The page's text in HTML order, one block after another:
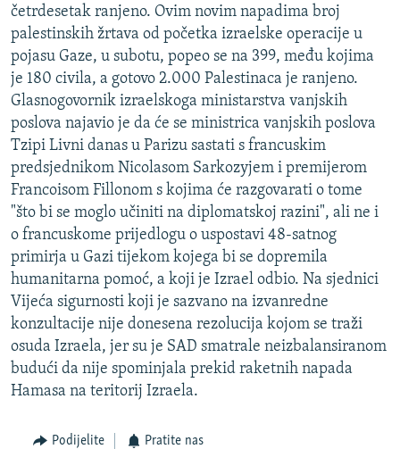
GENOCID U SREBRENICI
POPLAVE I KLIZIŠTA U BIH 2024.
POST SCRIPTUM
MOJA EVROPA
TRI DECENIJE OD RATA U BIH
SVE KARTE DEJTONA
NASTANAK I RASPAD JUGOSLAVIJE
PRATITE NAS
Sve RFE/RL stranice
četrdesetak ranjeno. Ovim novim napadima broj
palestinskih žrtava od početka izraelske operacije u
pojasu Gaze, u subotu, popeo se na 399, među kojima
je 180 civila, a gotovo 2.000 Palestinaca je ranjeno.
Glasnogovornik izraelskoga ministarstva vanjskih
poslova najavio je da će se ministrica vanjskih poslova
Tzipi Livni danas u Parizu sastati s francuskim
predsjednikom Nicolasom Sarkozyjem i premijerom
Francoisom Fillonom s kojima će razgovarati o tome
"što bi se moglo učiniti na diplomatskoj razini", ali ne i
o francuskome prijedlogu o uspostavi 48-satnog
primirja u Gazi tijekom kojega bi se dopremila
humanitarna pomoć, a koji je Izrael odbio. Na sjednici
Vijeća sigurnosti koji je sazvano na izvanredne
konzultacije nije donesena rezolucija kojom se traži
osuda Izraela, jer su je SAD smatrale neizbalansiranom
budući da nije spominjala prekid raketnih napada
Hamasa na teritorij Izraela.
Podijelite Pratite nas